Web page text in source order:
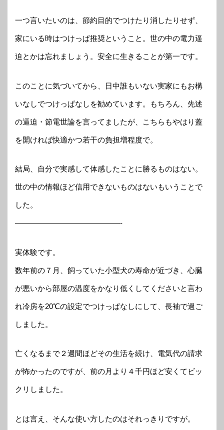
一つ言いたいのは、節約目的でつけたり消したりせず、
家にいる時はつけっぱ推奨ということ。世の中の電力逼
迫とかは忘れましょう。安全に生きることが第一です。
このことに気づいてから、日中誰もいない実家にもお構
いなしでつけっぱなしを勧めています。もちろん、先述
の逼迫・節電世論を言ってましたが、こちらもやはり蓋
を開ければ快適かつ若干の負担増程度で。
結局、自分で実感して体感したことに勝るものはない。
世の中の情報ほど信用できないものはないもいうことで
した。
——————————————-
実体験です。
数年前の７月、飼っていた小型犬の寿命が近づき、心臓
が悪いから部屋の温度をかなり低くしてくださいと言わ
れ冷房を20℃の設定でつけっぱなしにして、長袖で過ご
しました。
亡くなるまで２週間ほどその生活を続け、電気代の請求
が怖かったのですが、前の月より４千円ほど安くてビッ
クリしました。
とは言え、そんな使い方したのはそれっきりですが。